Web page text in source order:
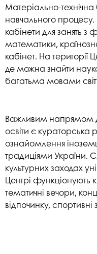
Матеріально-
навчального процесу.
кабінети для занять з
математики,
кабінет. На території
де можна знайти
багатьма мовами
Важливим напрямом
освіти є кураторська
ознайомлення
традиціями України.
культурних заходах
Центрі функціонують
тематичні вечори,
відпочинку, спортивні